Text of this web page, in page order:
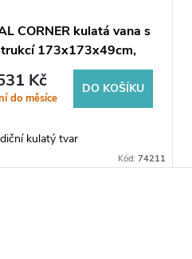
CORNER kulatá vana s
173x173x49cm,
Kč
do měsíce
DO KOŠÍKU
kulatý tvar
Kód: 74211